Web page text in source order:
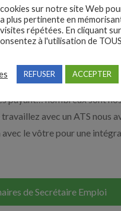
en cliquant sur le bouton ci-
! Moteurs de
payant… nombreux sont
avec un ATS nous
avec le vôtre pour une
de Secrétaire Emploi
sur notre site Web
plus pertinente en
répétées. En cliquant sur
à l'utilisation de
REFUSER ACCEPTER